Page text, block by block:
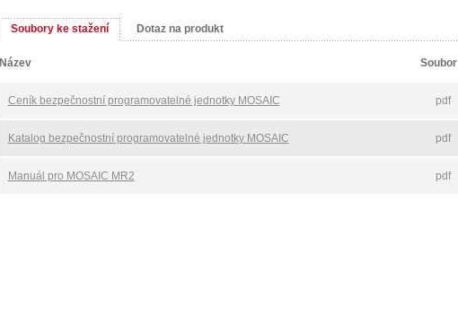
Soubory ke stažení Dotaz na produkt
Název Soubor
Ceník bezpečnostní programovatelné jednotky MOSAIC pdf
Katalog bezpečnostní programovatelné jednotky MOSAIC pdf
Manuál pro MOSAIC MR2 pdf